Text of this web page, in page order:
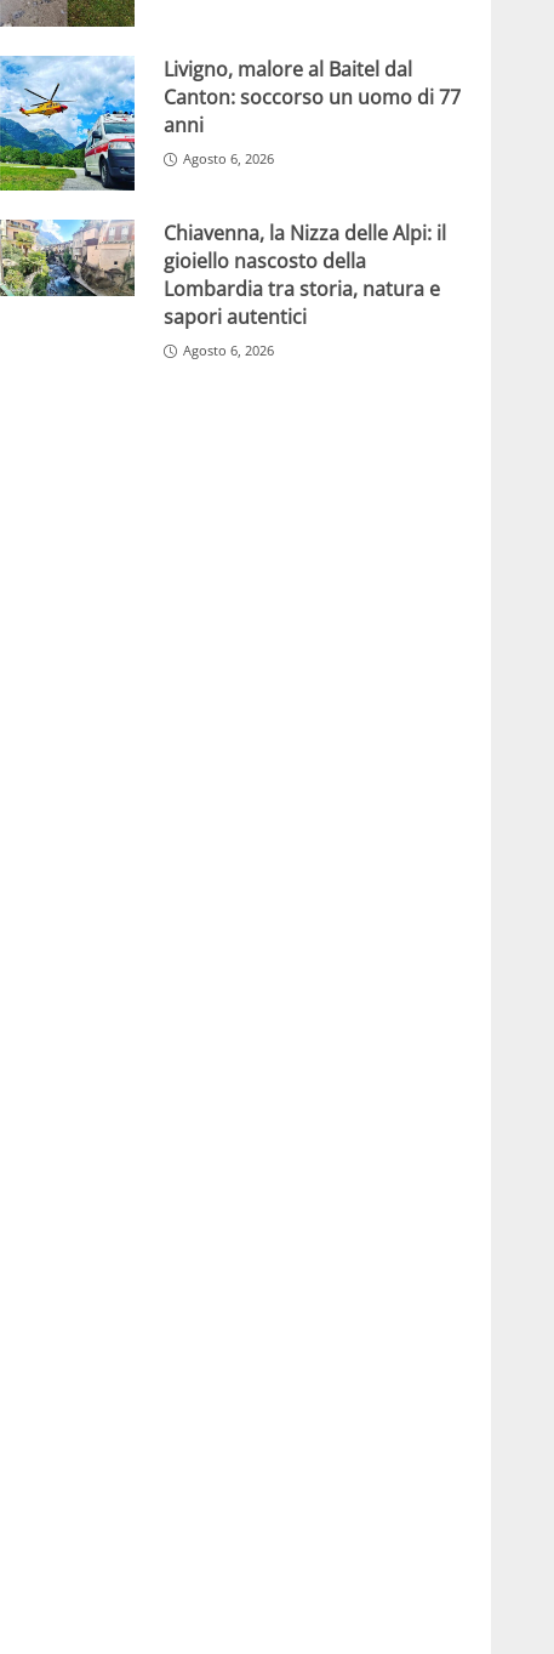
Livigno, malore al Baitel dal
Canton: soccorso un uomo di 77
anni
Agosto 6, 2026
Chiavenna, la Nizza delle Alpi: il
gioiello nascosto della
Lombardia tra storia, natura e
sapori autentici
Agosto 6, 2026